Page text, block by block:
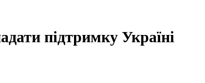
підтримку Україні